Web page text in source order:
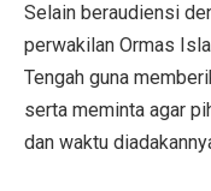
Selain beraudiensi
perwakilan Ormas
Tengah guna
serta meminta agar
dan waktu